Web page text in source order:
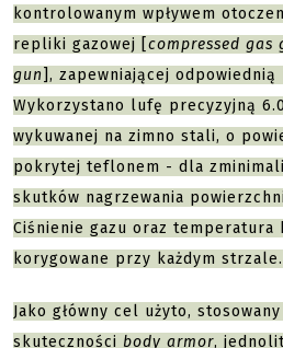
kontrolowanym wpływem
repliki gazowej [compressed
gun], zapewniającej odpowiednią
Wykorzystano lufę precyzyjną
wykuwanej na zimno stali, o
pokrytej teflonem - dla
skutków nagrzewania
Ciśnienie gazu oraz temperatura
korygowane przy każdym strzale.
Jako główny cel użyto,
skuteczności body armor,